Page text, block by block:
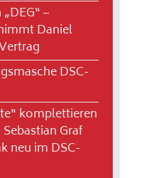
–
Daniel
DSC-
komplettieren
Graf
neu im DSC-